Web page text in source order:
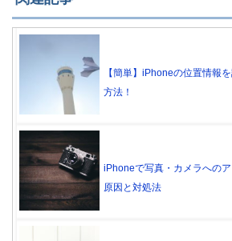
【簡単】iPhoneの位置情報
方法！
iPhoneで写真・カメラへの
原因と対処法